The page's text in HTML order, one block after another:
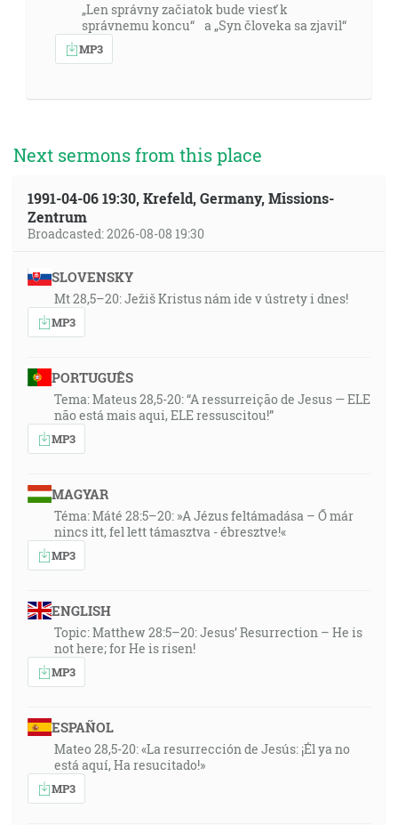
„Len správny začiatok bude viesť k
správnemu koncu“ a „Syn človeka sa zjavil“
MP3
Next sermons from this place
1991-04-06 19:30, Krefeld, Germany, Missions-
Zentrum
Broadcasted: 2026-08-08 19:30
SLOVENSKY
Mt 28,5–20: Ježiš Kristus nám ide v ústrety i dnes!
MP3
PORTUGUÊS
Tema: Mateus 28,5-20: “A ressurreição de Jesus — ELE
não está mais aqui, ELE ressuscitou!”
MP3
MAGYAR
Téma: Máté 28:5–20: »A Jézus feltámadása – Ő már
nincs itt, fel lett támasztva - ébresztve!«
MP3
ENGLISH
Topic: Matthew 28:5–20: Jesus’ Resurrection – He is
not here; for He is risen!
MP3
ESPAÑOL
Mateo 28,5-20: «La resurrección de Jesús: ¡Él ya no
está aquí, Ha resucitado!»
MP3